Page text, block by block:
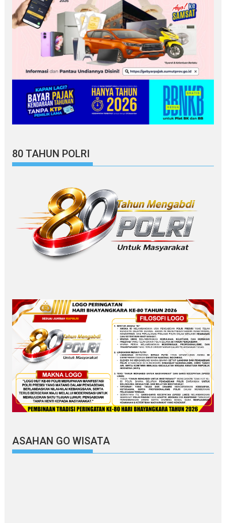
80 TAHUN POLRI
ASAHAN GO WISATA